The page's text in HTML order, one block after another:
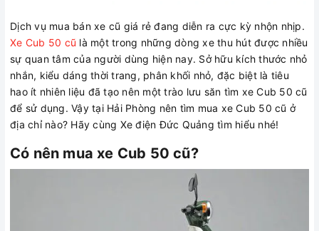
Dịch vụ mua bán xe cũ giá rẻ đang diễn ra cực kỳ nhộn nhịp.
Xe Cub 50 cũ là một trong những dòng xe thu hút được nhiều
sự quan tâm của người dùng hiện nay. Sở hữu kích thước nhỏ
nhắn, kiểu dáng thời trang, phân khối nhỏ, đặc biệt là tiêu
hao ít nhiên liệu đã tạo nên một trào lưu săn tìm xe Cub 50 cũ
để sử dụng. Vậy tại Hải Phòng nên tìm mua xe Cub 50 cũ ở
địa chỉ nào? Hãy cùng Xe điện Đức Quảng tìm hiểu nhé!
Có nên mua xe Cub 50 cũ?